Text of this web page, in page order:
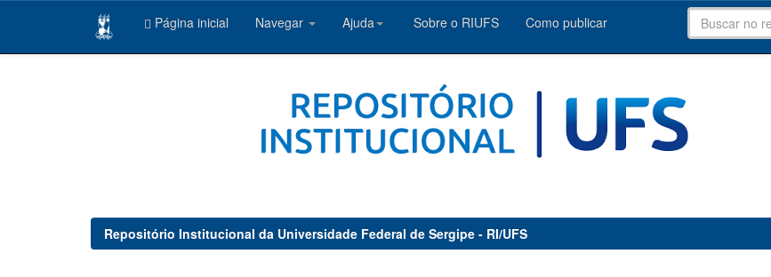
Página inicial Navegar Ajuda Sobre o RIUFS Como publicar
Repositório Institucional da Universidade Federal de Sergipe - RI/UFS